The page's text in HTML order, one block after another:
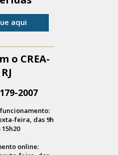
aqui
o CREA-
RJ
2007
feira, das 9h
15h20
online: